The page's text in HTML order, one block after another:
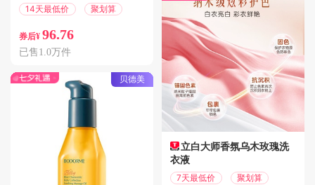
14天最低价 聚划算
券后¥ 96.76
已售1.0万件
贝德美
立白大师香氛乌木玫瑰洗
衣液
7天最低价 聚划算